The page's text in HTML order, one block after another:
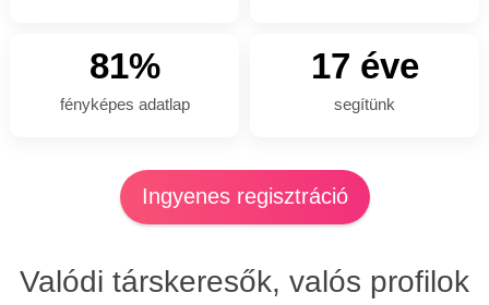
81%
fényképes adatlap
17 éve
segítünk
Ingyenes regisztráció
Valódi társkeresők, valós profilok